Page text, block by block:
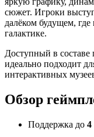
сюжет. Игроки
далёком будущем,
галактике.
Доступный в
идеально подходит
интерактивных
Обзор
Поддержка до 4